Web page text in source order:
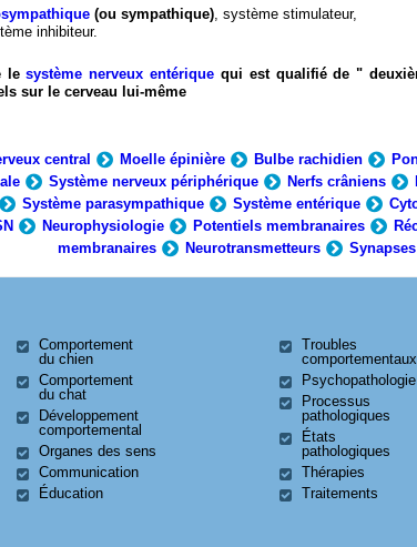
(ou sympathique), système stimulateur,
inhibiteur.
lesystème nerveux entérique qui est qualifié de "
sur le cerveau lui-même
central Moelle épinière Bulbe rachidien
Système nerveux périphérique Nerfs crâniens
Système parasympathique Système entérique
Neurophysiologie Potentiels membranaires
membranaires
Neurotransmetteurs Synapses
Comportement
du chien
Comportement
du chat
Développement
comportemental
Organes des sens
Communication
Éducation
Troubles
comportementaux
Psychopathologie
Processus
pathologiques
États
pathologiques
Thérapies
Traitements